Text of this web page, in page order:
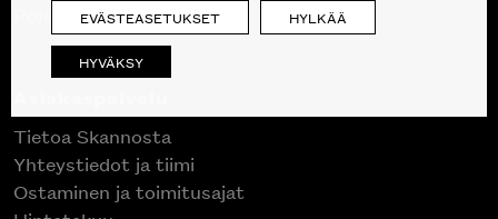
Poistuvat mallikappaleet
Tietoa Skannosta
Yhteystiedot ja tiimi
Ostaminen ja toimitusajat
EVÄSTEASETUKSET HYLKÄÄ
HYVÄKSY